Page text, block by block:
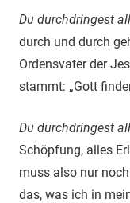
Du durchdringest
durch und durch
Ordensvater der
stammt: „Gott
Du durchdringest
Schöpfung, alles
muss also nur
das, was ich in